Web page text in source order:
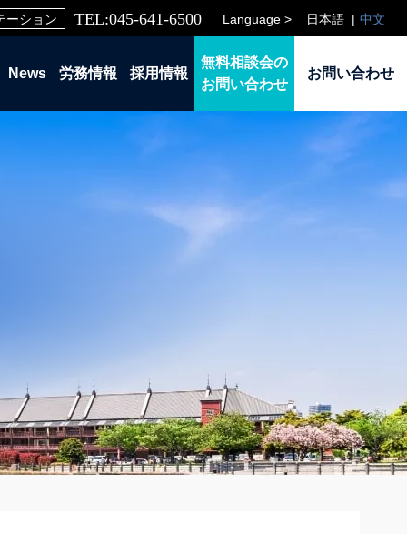
ーション TEL:045-641-6500 Language > 日本語 中文
News 労務情報 採用情報
無料相談会の
お問い合わせ
お問い合わせ